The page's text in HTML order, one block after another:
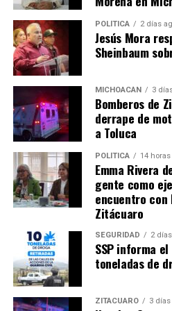
Comparte con:
Me gusta esto:
Relacionado
POLÍTICA 2 días
Jesús Mora
Sheinbaum
MICHOACÁN 3
Bomberos de
derrape de
a Toluca
POLÍTICA 14
Emma Rivera
gente como
encuentro con
Zitácuaro
SEGURIDAD 2
SSP informa
toneladas de
ZITÁCUARO 3